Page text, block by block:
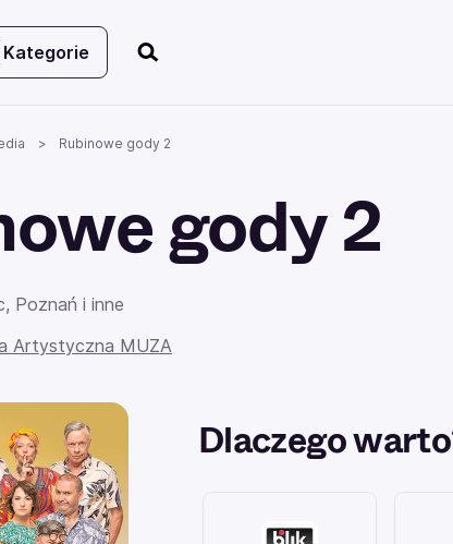
Kategorie
Rubinowe gody 2
gody 2
Poznań i inne
Artystyczna MUZA
Dlaczego